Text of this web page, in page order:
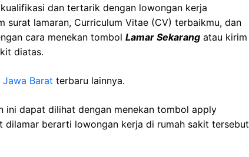
dan tertarik dengan lowongan kerja
surat lamaran, Curriculum Vitae (CV) terbaikmu, dan
cara menekan tombol Lamar Sekarang atau kirim
diatas.
Jawa Barat terbaru lainnya.
ini dapat dilihat dengan menekan tombol apply
dilamar berarti lowongan kerja di rumah sakit tersebut